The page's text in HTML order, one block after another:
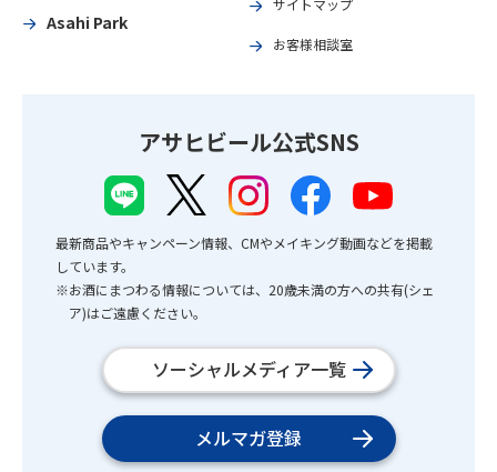
Asahi Park
サイトマップ
お客様相談室
アサヒビール公式SNS
最新商品やキャンペーン情報、CMやメイキング動画などを掲載
しています。
※お酒にまつわる情報については、20歳未満の方への共有(シェ
ア)はご遠慮ください。
ソーシャルメディア一覧
メルマガ登録